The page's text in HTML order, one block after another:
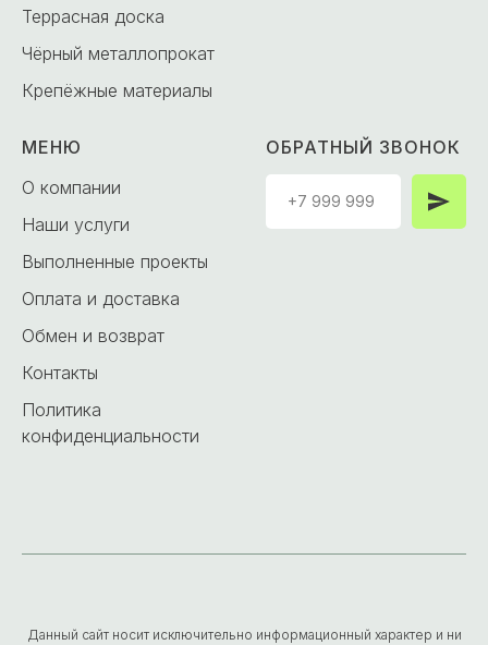
Террасная доска
Чёрный металлопрокат
Крепёжные материалы
МЕНЮ
О компании
Наши услуги
Выполненные проекты
Оплата и доставка
Обмен и возврат
Контакты
Политика
конфиденциальности
ОБРАТНЫЙ ЗВОНОК
Данный сайт носит исключительно информационный характер и ни